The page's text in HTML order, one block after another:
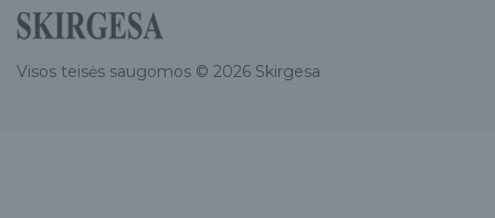
Visos teisės saugomos © 2026 Skirgesa